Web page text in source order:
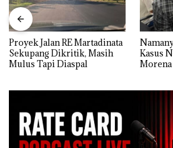
Proyek Jalan RE Martadinata
Sekupang Dikritik, Masih
Mulus Tapi Diaspal
Kasus
Morena